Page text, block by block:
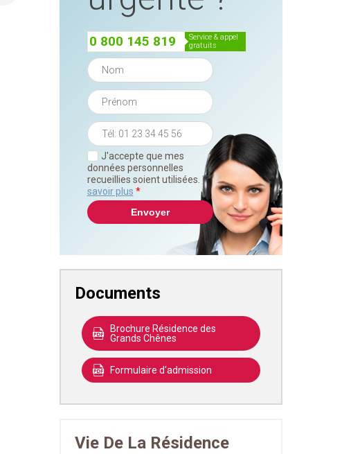
0 800 145 819
service & appel
gratuits
J'accepte que mes
données personnelles
recueillies soient utilisées. En
savoir plus *
Documents
Brochure Résidence des
Grands Chênes
Formulaire d'admission
Vie De La Résidence